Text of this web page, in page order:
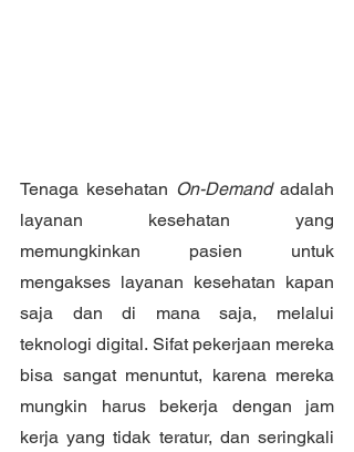
Tenaga kesehatan On-Demand adalah
layanan kesehatan yang
memungkinkan pasien untuk
mengakses layanan kesehatan kapan
saja dan di mana saja, melalui
teknologi digital. Sifat pekerjaan mereka
bisa sangat menuntut, karena mereka
mungkin harus bekerja dengan jam
kerja yang tidak teratur, dan seringkali